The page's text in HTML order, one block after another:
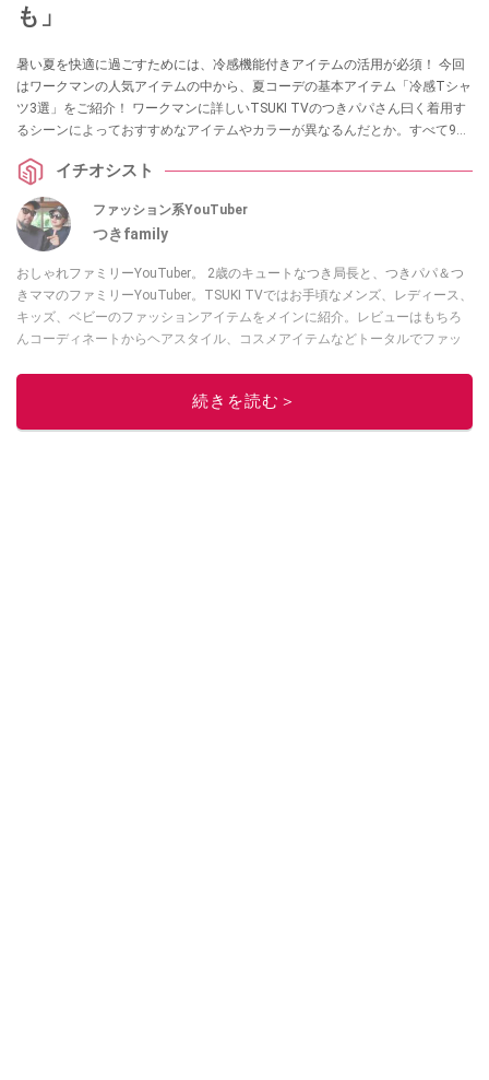
も」
暑い夏を快適に過ごすためには、冷感機能付きアイテムの活用が必須！ 今回
はワークマンの人気アイテムの中から、夏コーデの基本アイテム「冷感Tシャ
ツ3選」をご紹介！ ワークマンに詳しいTSUKI TVのつきパパさん曰く着用す
るシーンによっておすすめなアイテムやカラーが異なるんだとか。すべて980
さい！ イチオシスト
ファッション系YouTuber
つきfamily
おしゃれファミリーYouTuber。 2歳のキュートなつき局長と、つきパパ＆つ
きママのファミリーYouTuber。TSUKI TVではお手頃なメンズ、レディース、
キッズ、ベビーのファッションアイテムをメインに紹介。レビューはもちろ
んコーディネートからヘアスタイル、コスメアイテムなどトータルでファッ
このイチオシストの他の記事を読む
続きを読む＞